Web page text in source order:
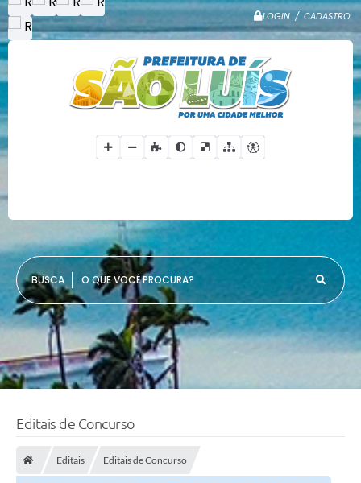
LOGIN / CADASTRO
O QUE VOCÊ PROCURA?
Editais de Concurso
Editais Editais de Concurso